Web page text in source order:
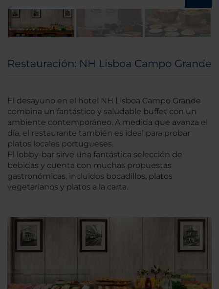
Restauración: NH Lisboa Campo Grande
El desayuno en el hotel NH Lisboa Campo Grande
combina un fantástico y saludable buffet con un
ambiente contemporáneo. A medida que avanza el
día, el restaurante también es ideal para probar
platos locales portugueses.
El lobby-bar sirve una fantástica selección de
bebidas y cuenta con muchas propuestas
gastronómicas, incluidos bocadillos, platos
vegetarianos y platos a la carta.